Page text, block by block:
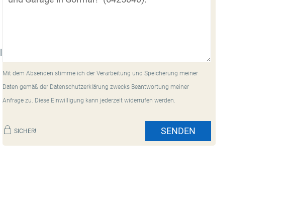
Mit dem Absenden stimme ich der Verarbeitung und Speicherung meiner
Daten gemäß der Datenschutzerklärung zwecks Beantwortung meiner
Anfrage zu. Diese Einwilligung kann jederzeit widerrufen werden.
SICHER! SENDEN